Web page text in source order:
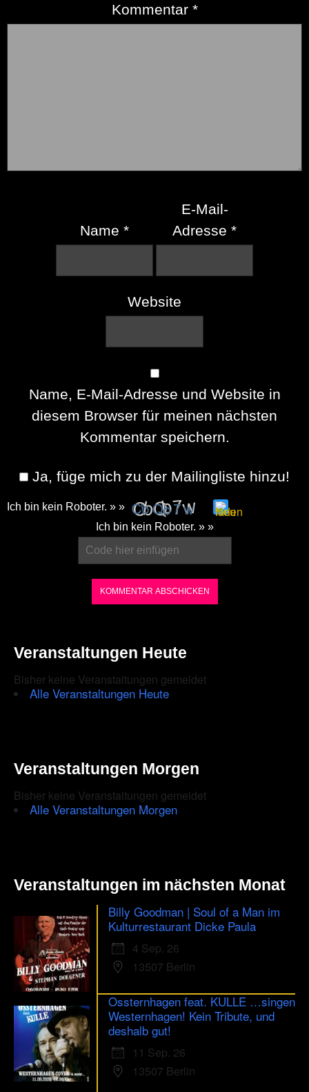
Kommentar *
Name *
E-Mail-
Adresse*
Website
Name, E-Mail-Adresse und Website in
diesem Browser für meinen nächsten
Kommentar speichern.
Ja, füge mich zu der Mailingliste hinzu!
Ich bin kein Roboter. » »
the
to
are
human.
Ich bin kein Roboter. » »
Veranstaltungen Heute
Bisher keine Veranstaltungen gemeldet
Alle Veranstaltungen Heute
Veranstaltungen Morgen
Bisher keine Veranstaltungen gemeldet
Alle Veranstaltungen Morgen
Veranstaltungen im nächsten Monat
Billy Goodman | Soul of a Man im
Kulturrestaurant Dicke Paula
4 Sep. 26
13507 Berlin
Ossternhagen feat. KULLE …singen
Westernhagen! Kein Tribute, und
deshalb gut!
11 Sep. 26
13507 Berlin